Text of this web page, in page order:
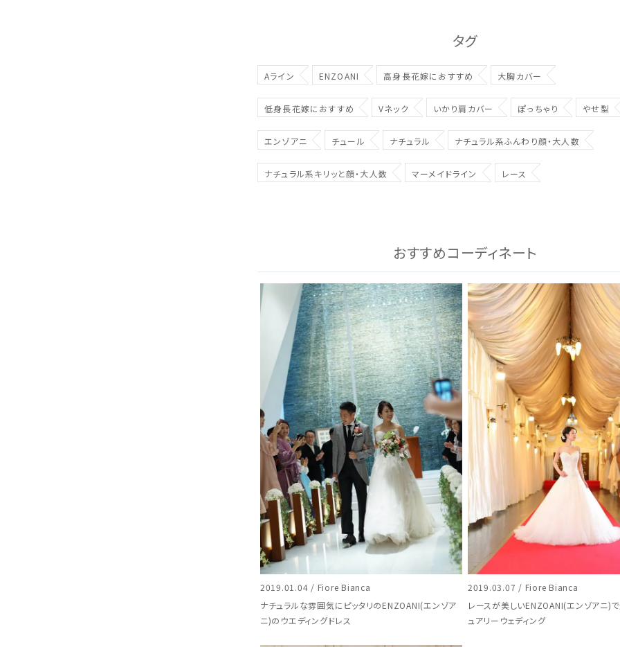
タグ
Aライン ENZOANI 高身長花嫁におすすめ 大胸カバー
低身長花嫁におすすめ Vネック いかり肩カバー ぽっちゃり やせ型
エンゾアニ チュール ナチュラル ナチュラル系ふんわり顔・大人数
ナチュラル系キリッと顔・大人数 マーメイドライン レース
おすすめコーディネート
2019.01.04 / Fiore Bianca
ナチュラルな雰囲気にピッタリのENZOANI(エンゾア
ニ)のウエディングドレス
2019.03.07 / Fiore Bianca
レースが美しいENZOANI(エンゾアニ)
ュアリーウェディング